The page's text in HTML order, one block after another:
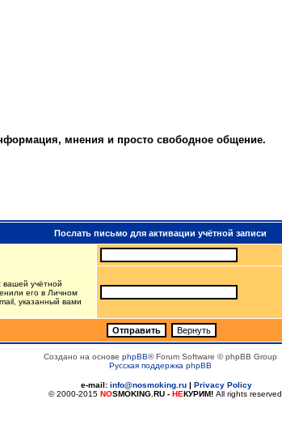
мнения и просто свободное общение.
Послать письмо для активации учётной записи
вашей учётной
его в Личном
указанный вами
Создано на основе phpBB® Forum Software © phpBB Group
Русская поддержка phpBB
e-mail: info@nosmoking.ru | Privacy Policy
© 2000-2015 NOSMOKING.RU - НЕКУРИМ! All rights reserved.